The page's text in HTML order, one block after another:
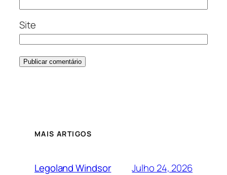
Site
MAIS ARTIGOS
Legoland Windsor Julho 24, 2026